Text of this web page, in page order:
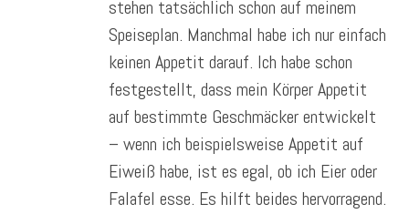
stehen tatsächlich schon auf meinem
Speiseplan. Manchmal habe ich nur einfach
keinen Appetit darauf. Ich habe schon
festgestellt, dass mein Körper Appetit
auf bestimmte Geschmäcker entwickelt
– wenn ich beispielsweise Appetit auf
Eiweiß habe, ist es egal, ob ich Eier oder
Falafel esse. Es hilft beides hervorragend.